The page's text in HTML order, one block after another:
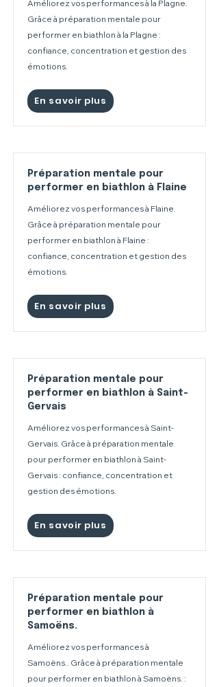
Améliorez vos performances à la Plagne.
Grâce à préparation mentale pour
performer en biathlon à la Plagne :
confiance, concentration et gestion des
émotions.
En savoir plus
Préparation mentale pour
performer en biathlon à Flaine
Améliorez vos performances à Flaine.
Grâce à préparation mentale pour
performer en biathlon à Flaine :
confiance, concentration et gestion des
émotions.
En savoir plus
Préparation mentale pour
performer en biathlon à Saint-
Gervais
Améliorez vos performances à Saint-
Gervais. Grâce à préparation mentale
pour performer en biathlon à Saint-
Gervais : confiance, concentration et
gestion des émotions.
En savoir plus
Préparation mentale pour
performer en biathlon à
Samoëns.
Améliorez vos performances à
Samoëns.. Grâce à préparation mentale
pour performer en biathlon à Samoëns. :